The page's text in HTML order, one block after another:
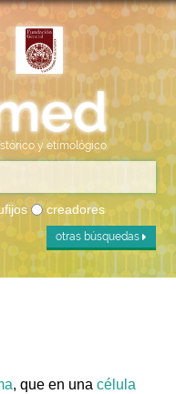
y etimológico
creadores
otras búsquedas
, que en unacélula